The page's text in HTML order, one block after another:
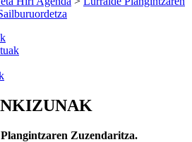
Zuzendaritza.